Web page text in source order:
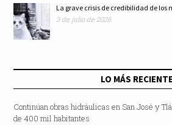
La grave crisis de credibilidad de los
3 de julio de 2026
LO MÁS RECIENTE
Continúan obras hidráulicas en San José y
de 400 mil habitantes